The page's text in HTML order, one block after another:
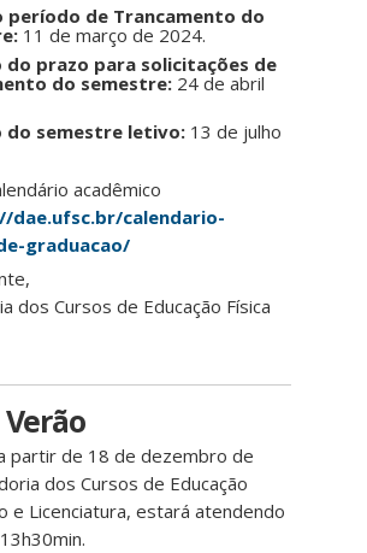
período de Trancamento do
11 de março de 2024.
do prazo para solicitações de
do semestre: 24 de abril
do semestre letivo: 13 de julho
acadêmico
dae.ufsc.br/calendario-
graduacao/
dos Cursos de Educação Física
partir de 18 de dezembro de
dos Cursos de Educação
e Licenciatura, estará atendendo